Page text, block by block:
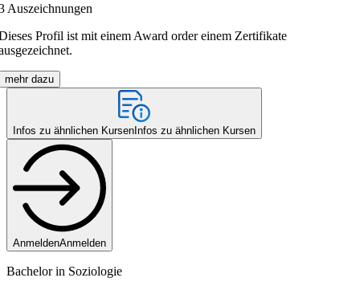
Auszeichnungen
Profil ist mit einem Award order einem Zertifikate
mehr dazu
Infos zu ähnlichen Kursen Infos zu ähnlichen Kursen
AnmeldenAnmelden
Bachelor in Soziologie